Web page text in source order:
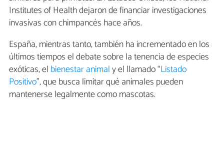
Institutes of Health dejaron de financiar investigaciones
invasivas con chimpancés hace años.
España, mientras tanto, también ha incrementado en los
últimos tiempos el debate sobre la tenencia de especies
exóticas, el bienestar animaly el llamado “Listado
Positivo”, que busca limitar qué animales pueden
mantenerse legalmente como mascotas.